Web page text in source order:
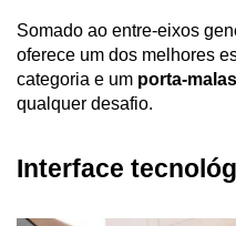
Somado ao entre-eixos
oferece um dos melhores
categoria e um porta-
qualquer desafio.
Interface